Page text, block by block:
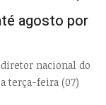
agosto por
nacional do
terça-feira (07)